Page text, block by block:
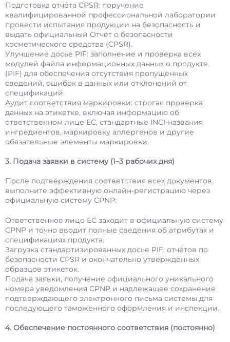
Подготовка отчёта CPSR: поручение
квалифицированной профессиональной лаборатории
провести испытания продукции на безопасность и
выдать официальный Отчёт о безопасности
косметического средства (CPSR).
Улучшение досье PIF: заполнение и проверка всех
модулей файла информационных данных о продукте
(PIF) для обеспечения отсутствия пропущенных
сведений, ошибок в данных или отклонений от
спецификаций.
Аудит соответствия маркировки: строгая проверка
данных на этикетке, включая информацию об
ответственном лице ЕС, стандартные INCI-названия
ингредиентов, маркировку аллергенов и другие
обязательные элементы маркировки.
3. Подача заявки в систему (1–3 рабочих дня)
После подтверждения соответствия всех документов
выполните эффективную онлайн-регистрацию через
официальную систему CPNP:
Ответственное лицо ЕС заходит в официальную систему
CPNP и точно вводит полные сведения об атрибутах и
спецификациях продукта.
Загрузка стандартизированных досье PIF, отчётов по
безопасности CPSR и окончательно утверждённых
образцов этикеток.
Подача заявки, получение официального уникального
номера уведомления CPNP и надлежащее сохранение
подтверждающего электронного письма системы для
последующего таможенного оформления и инспекции.
4. Обеспечение постоянного соответствия (постоянно)